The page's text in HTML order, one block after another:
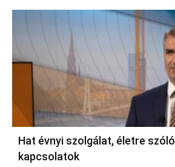
Hat évnyi szolgálat, életre szóló
kapcsolatok